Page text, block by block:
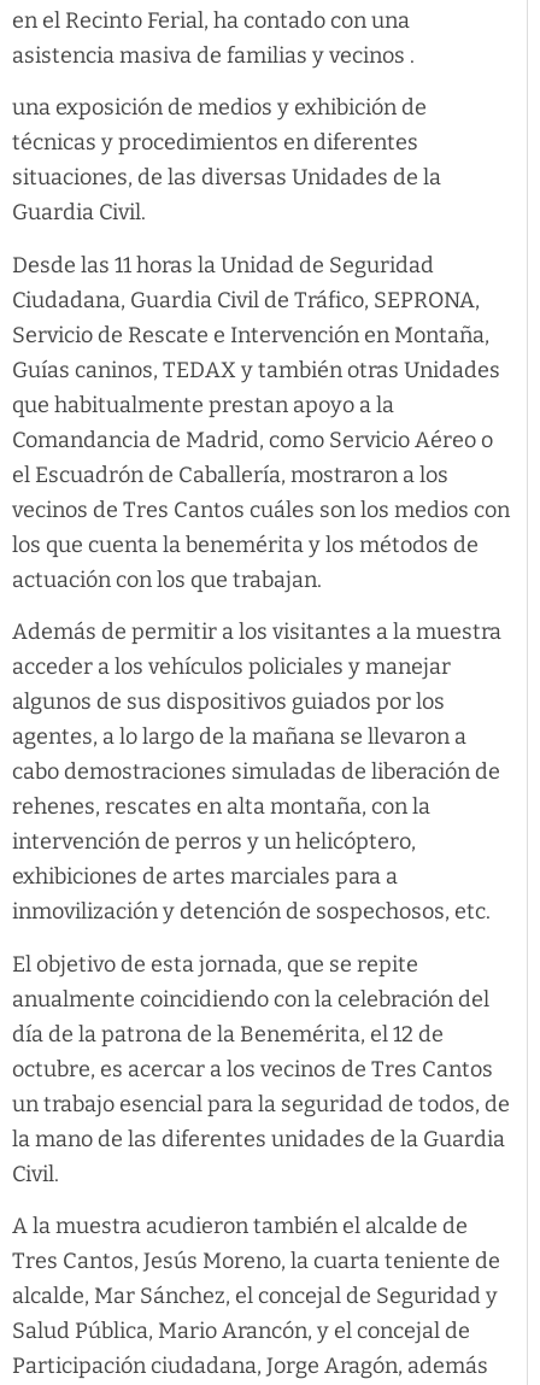
en el Recinto Ferial, ha contado con una
asistencia masiva de familias y vecinos .
una exposición de medios y exhibición de
técnicas y procedimientos en diferentes
situaciones, de las diversas Unidades de la
Guardia Civil.
Desde las 11 horas la Unidad de Seguridad
Ciudadana, Guardia Civil de Tráfico, SEPRONA,
Servicio de Rescate e Intervención en Montaña,
Guías caninos, TEDAX y también otras Unidades
que habitualmente prestan apoyo a la
Comandancia de Madrid, como Servicio Aéreo o
el Escuadrón de Caballería, mostraron a los
vecinos de Tres Cantos cuáles son los medios con
los que cuenta la benemérita y los métodos de
actuación con los que trabajan.
Además de permitir a los visitantes a la muestra
acceder a los vehículos policiales y manejar
algunos de sus dispositivos guiados por los
agentes, a lo largo de la mañana se llevaron a
cabo demostraciones simuladas de liberación de
rehenes, rescates en alta montaña, con la
intervención de perros y un helicóptero,
exhibiciones de artes marciales para a
inmovilización y detención de sospechosos, etc.
El objetivo de esta jornada, que se repite
anualmente coincidiendo con la celebración del
día de la patrona de la Benemérita, el 12 de
octubre, es acercar a los vecinos de Tres Cantos
un trabajo esencial para la seguridad de todos, de
la mano de las diferentes unidades de la Guardia
Civil.
A la muestra acudieron también el alcalde de
Tres Cantos, Jesús Moreno, la cuarta teniente de
alcalde, Mar Sánchez, el concejal de Seguridad y
Salud Pública, Mario Arancón, y el concejal de
Participación ciudadana, Jorge Aragón, además